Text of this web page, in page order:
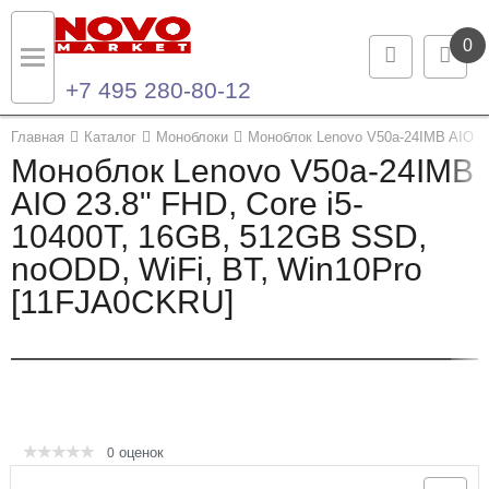
0
+7 495 280-80-12
Главная Каталог Моноблоки Моноблок Lenovo V50a-24IMB AIO
Моноблок Lenovo V50a-24IMB
AIO 23.8" FHD, Core i5-
10400T, 16GB, 512GB SSD,
noODD, WiFi, BT, Win10Pro
[11FJA0CKRU]
0 оценок
Назад
Каталог продукции
Ноутбуки и ультрабуки
Компьютеры
Назад
Контакты
Контактная информация